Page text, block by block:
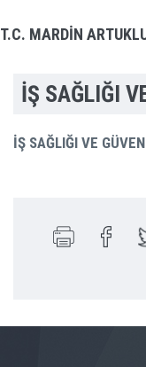
T.C. MARDİN
İŞ SAĞLIĞI
İŞ SAĞLIĞI VE